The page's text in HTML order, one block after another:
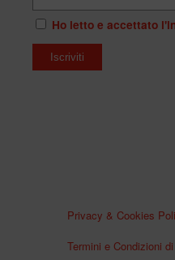
Ho letto e accettato
Privacy & Cookies
Termini e Condizioni